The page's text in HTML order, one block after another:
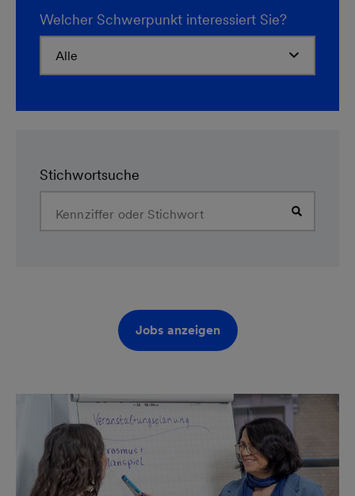
Welcher Schwerpunkt interessiert Sie?
Alle
Stichwortsuche
Jobs anzeigen